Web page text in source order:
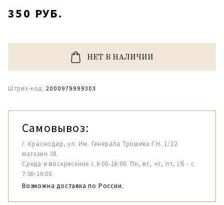
350 РУБ.
НЕТ В НАЛИЧИИ
Штрих-код: 2000979999303
Самовывоз:
г. Краснодар, ул. Им. Генерала Трошева Г.Н. 1/12
магазин 38.
Среда и воскресение с 6:00-16:00. Пн, вт, чт, пт, сб - с
7:00-16:00.
Возможна доставка по России.